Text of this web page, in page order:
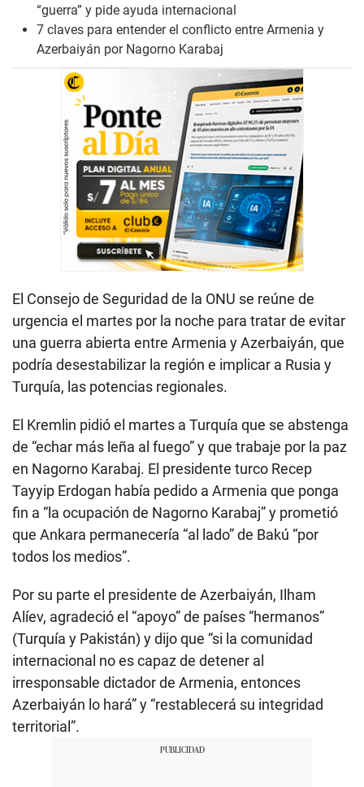
“guerra” y pide ayuda internacional
7 claves para entender el conflicto entre Armenia y
Azerbaiyán por Nagorno Karabaj
El Consejo de Seguridad de la ONU se reúne de
urgencia el martes por la noche para tratar de evitar
una guerra abierta entre Armenia y Azerbaiyán, que
podría desestabilizar la región e implicar a Rusia y
Turquía, las potencias regionales.
El Kremlin pidió el martes a Turquía que se abstenga
de “echar más leña al fuego” y que trabaje por la paz
en Nagorno Karabaj. El presidente turco Recep
Tayyip Erdogan había pedido a Armenia que ponga
fin a “la ocupación de Nagorno Karabaj” y prometió
que Ankara permanecería “al lado” de Bakú “por
todos los medios”.
Por su parte el presidente de Azerbaiyán, Ilham
Alíev, agradeció el “apoyo” de países “hermanos”
(Turquía y Pakistán) y dijo que “si la comunidad
internacional no es capaz de detener al
irresponsable dictador de Armenia, entonces
Azerbaiyán lo hará” y “restablecerá su integridad
territorial”.